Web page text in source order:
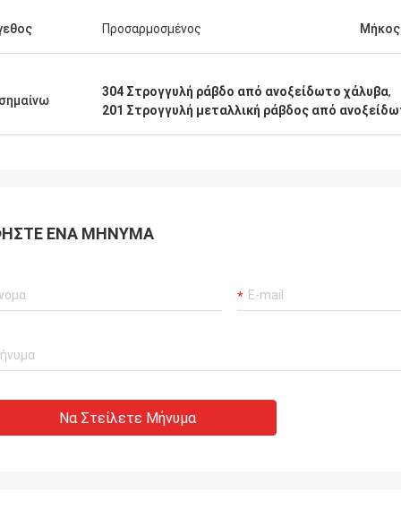
Προσαρμοσμένος Μήκος
304 Στρογγυλή ράβδο από ανοξείδωτο χάλυβα,
201 Στρογγυλή μεταλλική ράβδος από
ΈΝΑ ΜΉΝΥΜΑ
Να Στείλετε Μήνυμα